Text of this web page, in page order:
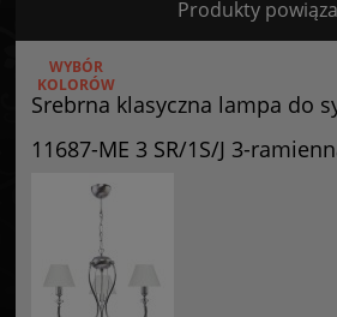
Certyfikaty i ostrzeżenie
Posiada oznaczenie CE (zgodność z normami UE).
Starzyńskiego 6
42-224 Częstochowa, Polska
info@goldsun-lampy.pl
Produkty
Srebrna klasyczna lampa do
11687-ME 3 SR/1S/J 3-
WYBÓR
KOLORÓW